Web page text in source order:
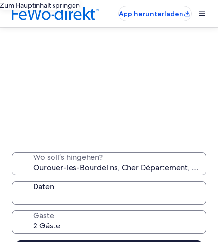
Zum Hauptinhalt springen
App herunterladen
für lange Aufenthalte
Bleib eine Woche, einen Monat oder länger in einer
komfortablen Unterkunft, die du ganz für dich allein
hast.
Wo soll’s hingehen?
Daten
Gäste